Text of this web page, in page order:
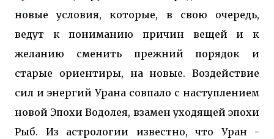
новые условия, которые, в свою очередь,
ведут к пониманию причин вещей и к
желанию сменить прежний порядок и
старые ориентиры, на новые. Воздействие
сил и энергий Урана совпало с наступлением
новой Эпохи Водолея, взамен уходящей эпохи
Рыб. Из астрологии известно, что Уран -